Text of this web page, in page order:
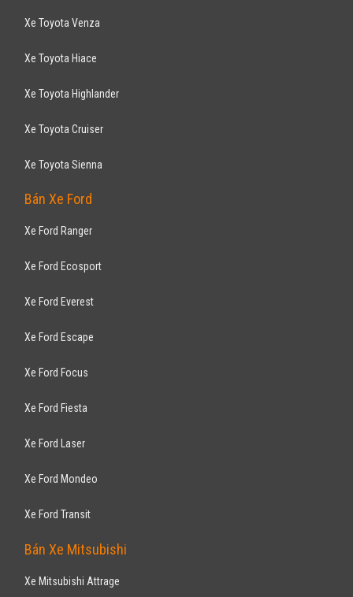
Xe Toyota Venza
Xe Toyota Hiace
Xe Toyota Highlander
Xe Toyota Cruiser
Xe Toyota Sienna
Bán Xe Ford
Xe Ford Ranger
Xe Ford Ecosport
Xe Ford Everest
Xe Ford Escape
Xe Ford Focus
Xe Ford Fiesta
Xe Ford Laser
Xe Ford Mondeo
Xe Ford Transit
Bán Xe Mitsubishi
Xe Mitsubishi Attrage